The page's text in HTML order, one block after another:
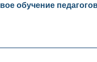
обучение